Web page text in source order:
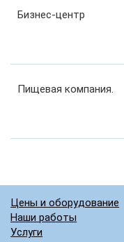
Бизнес-центр
Пищевая компания.
Цены и оборудование
Наши работы
Услуги